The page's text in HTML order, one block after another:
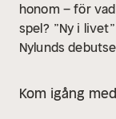
honom – för
spel? ”Ny i
Nylunds
blandning av
har denna
Kom igång